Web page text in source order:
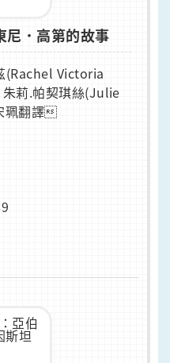
尼．高第的故事
(Rachel Victoria
莉.帕契琪絲(Julie
珮翻譯